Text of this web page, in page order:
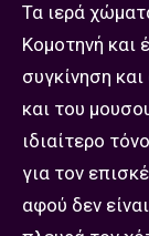
Τα ιερά
Κομοτηνή και
συγκίνηση
και του
ιδιαίτερο
για τον
αφού δεν